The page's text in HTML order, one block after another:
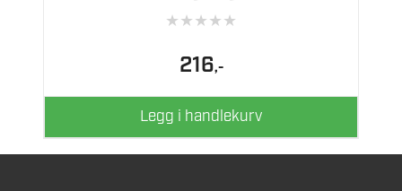
★★★★★
216,-
Legg i handlekurv